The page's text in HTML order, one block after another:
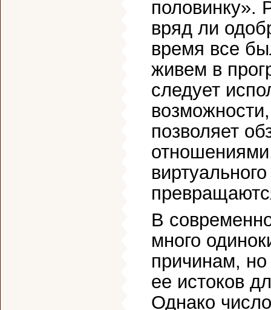
половинку».
вряд ли
время все
живем в
следует
позволяет
В
много
причинам,
ее истоков
Однако